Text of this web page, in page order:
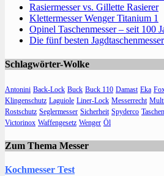
Rasiermesser vs. Gillette Rasierer
Klettermesser Wenger Titanium 1
Opinel Taschenmesser – seit 100
Die fünf besten
Schlagwörter-Wolke
Antonini Back-Lock Buck Buck 110 Damast Eka
Klingenschutz Laguiole Liner-Lock Messerrecht
Rostschutz Seglermesser Sicherheit Spyderco
Victorinox Waffengesetz Wenger Öl
Zum Thema Messer
Kochmesser Test